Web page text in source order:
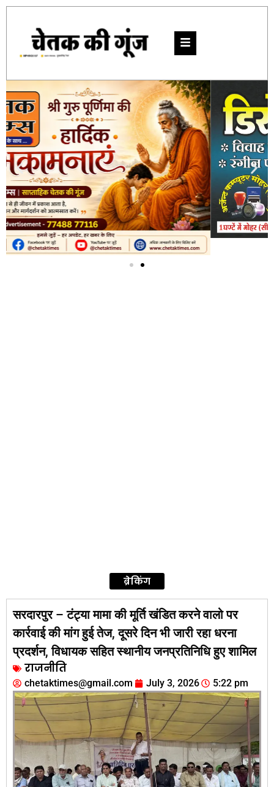
ब्रेकिंग
सरदारपुर – टंट्या मामा की मूर्ति खंडित करने वालो पर
कार्रवाई की मांग हुई तेज, दूसरे दिन भी जारी रहा धरना
प्रदर्शन, विधायक सहित स्थानीय जनप्रतिनिधि हुए शामिल
राजनीति
chetaktimes@gmail.com July 3, 2026 5:22 pm